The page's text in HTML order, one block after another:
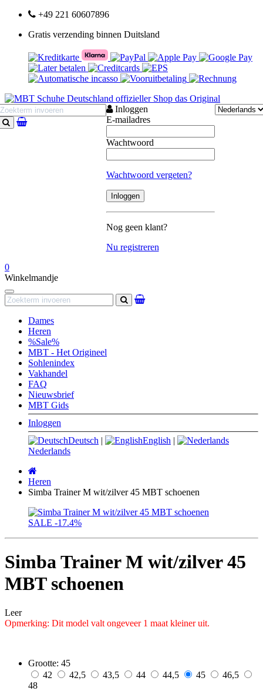
+49 221 60607896
Gratis verzending binnen Duitsland
Zoeken
Inloggen
E-mailadres
Wachtwoord
Wachtwoord vergeten?
Nog geen klant?
Nu registreren
0
Winkelmandje
Navigation
Zoeken
Dames
Heren
%Sale%
MBT - Het Origineel
Sohlenindex
Vakhandel
FAQ
Nieuwsbrief
MBT Gids
Inloggen
Deutsch | English |
Nederlands
Heren
Simba Trainer M wit/zilver 45 MBT schoenen
SALE -17.4%
Simba Trainer M wit/zilver 45
MBT schoenen
Leer
Opmerking: Dit model valt ongeveer 1 maat kleiner uit.
Grootte: 45
42
42,5 43,5 44 44,5 45
46,5
48